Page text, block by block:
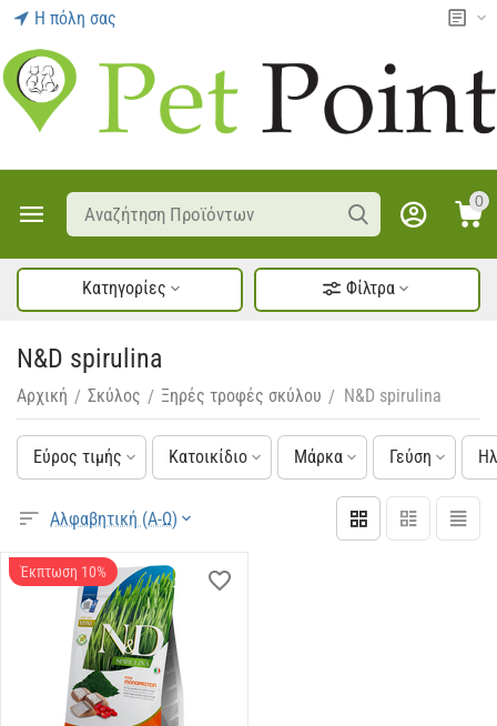
Η πόλη σας
0
Κατηγορίες Φίλτρα
N&D spirulina
Αρχική / Σκύλος / Ξηρές τροφές σκύλου / N&D spirulina
Εύρος τιμής Κατοικίδιο Μάρκα Γεύση
Αλφαβητική (Α-Ω)
Έκπτωση 10%